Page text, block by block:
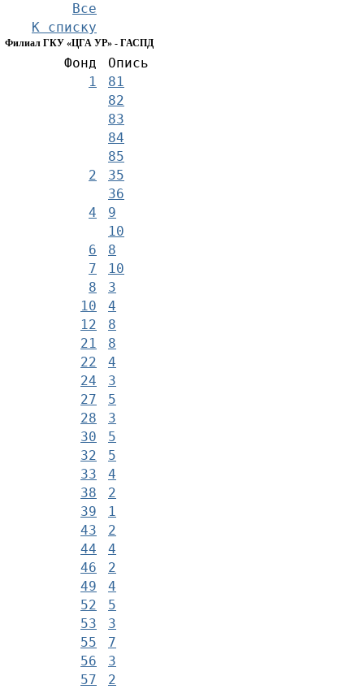
Все
К списку
Филиал ГКУ «ЦГА УР» - ГАСПД
Фонд
Опись
1
81
82
83
84
85
2
35
36
4
9
10
6
8
7
10
8
3
10
4
12
8
21
8
22
4
24
3
27
5
28
3
30
5
32
5
33
4
38
2
39
1
43
2
44
4
46
2
49
4
52
5
53
3
55
7
56
3
57
2